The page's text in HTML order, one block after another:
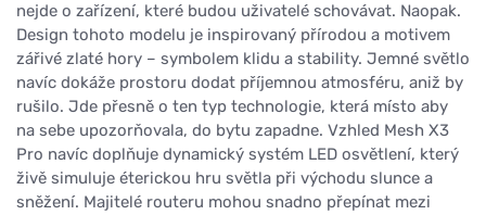
nejde o zařízení, které budou uživatelé schovávat. Naopak.
Design tohoto modelu je inspirovaný přírodou a motivem
zářivé zlaté hory – symbolem klidu a stability. Jemné světlo
navíc dokáže prostoru dodat příjemnou atmosféru, aniž by
rušilo. Jde přesně o ten typ technologie, která místo aby
na sebe upozorňovala, do bytu zapadne. Vzhled Mesh X3
Pro navíc doplňuje dynamický systém LED osvětlení, který
živě simuluje éterickou hru světla při východu slunce a
sněžení. Majitelé routeru mohou snadno přepínat mezi